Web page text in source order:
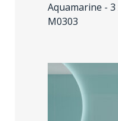
Aquamarine - 3
M0303